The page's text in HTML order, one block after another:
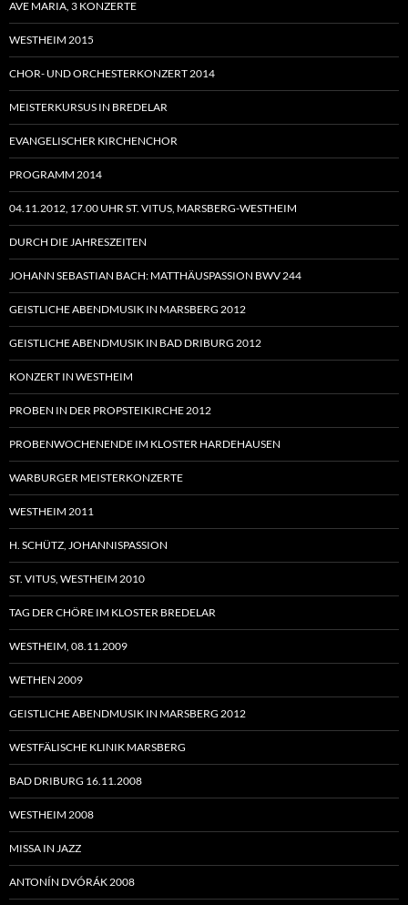
AVE MARIA, 3 KONZERTE
WESTHEIM 2015
CHOR- UND ORCHESTERKONZERT 2014
MEISTERKURSUS IN BREDELAR
EVANGELISCHER KIRCHENCHOR
PROGRAMM 2014
04.11.2012, 17.00 UHR ST. VITUS, MARSBERG-WESTHEIM
DURCH DIE JAHRESZEITEN
JOHANN SEBASTIAN BACH: MATTHÄUSPASSION BWV 244
GEISTLICHE ABENDMUSIK IN MARSBERG 2012
GEISTLICHE ABENDMUSIK IN BAD DRIBURG 2012
KONZERT IN WESTHEIM
PROBEN IN DER PROPSTEIKIRCHE 2012
PROBENWOCHENENDE IM KLOSTER HARDEHAUSEN
WARBURGER MEISTERKONZERTE
WESTHEIM 2011
H. SCHÜTZ, JOHANNISPASSION
ST. VITUS, WESTHEIM 2010
TAG DER CHÖRE IM KLOSTER BREDELAR
WESTHEIM, 08.11.2009
WETHEN 2009
GEISTLICHE ABENDMUSIK IN MARSBERG 2012
WESTFÄLISCHE KLINIK MARSBERG
BAD DRIBURG 16.11.2008
WESTHEIM 2008
MISSA IN JAZZ
ANTONÍN DVÓRÁK 2008